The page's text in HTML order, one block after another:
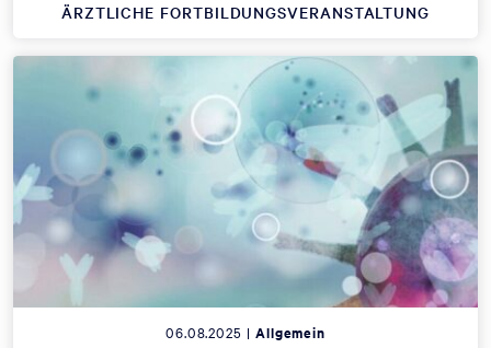
ÄRZTLICHE FORTBILDUNGSVERANSTALTUNG
06.08.2025 | Allgemein